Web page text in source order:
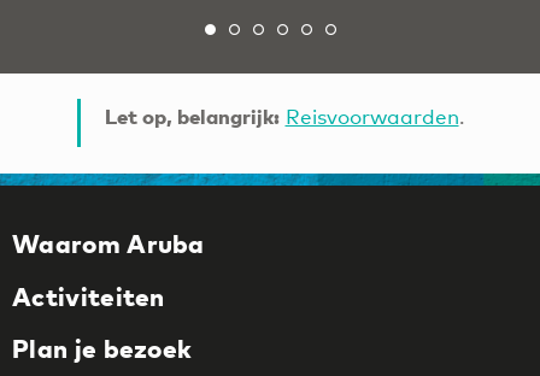
Let op, belangrijk: Reisvoorwaarden.
Waarom Aruba
Activiteiten
Plan je bezoek